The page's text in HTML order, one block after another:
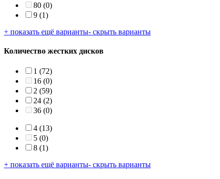
80 (0)
9 (1)
+ показать ещё варианты- скрыть варианты
Количество жестких дисков
1 (72)
16 (0)
2 (59)
24 (2)
36 (0)
4 (13)
5 (0)
8 (1)
+ показать ещё варианты- скрыть варианты